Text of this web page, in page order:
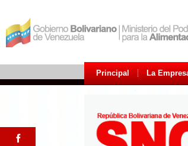
Principal La